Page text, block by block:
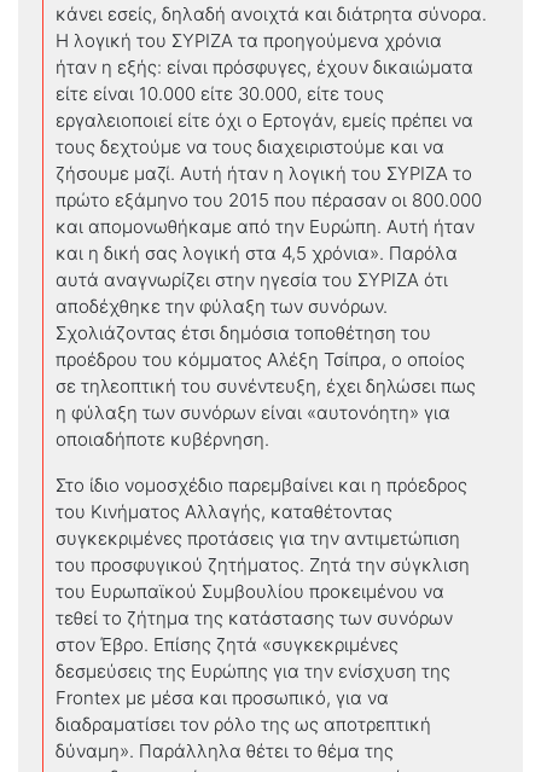
κάνει εσείς, δηλαδή ανοιχτά και διάτρητα σύνορα.
Η λογική του ΣΥΡΙΖΑ τα προηγούμενα χρόνια
ήταν η εξής: είναι πρόσφυγες, έχουν δικαιώματα
είτε είναι 10.000 είτε 30.000, είτε τους
εργαλειοποιεί είτε όχι ο Ερτογάν, εμείς πρέπει να
τους δεχτούμε να τους διαχειριστούμε και να
ζήσουμε μαζί. Αυτή ήταν η λογική του ΣΥΡΙΖΑ το
πρώτο εξάμηνο του 2015 που πέρασαν οι 800.000
και απομονωθήκαμε από την Ευρώπη. Αυτή ήταν
και η δική σας λογική στα 4,5 χρόνια». Παρόλα
αυτά αναγνωρίζει στην ηγεσία του ΣΥΡΙΖΑ ότι
αποδέχθηκε την φύλαξη των συνόρων.
Σχολιάζοντας έτσι δημόσια τοποθέτηση του
προέδρου του κόμματος Αλέξη Τσίπρα, ο οποίος
σε τηλεοπτική του συνέντευξη, έχει δηλώσει πως
η φύλαξη των συνόρων είναι «αυτονόητη» για
οποιαδήποτε κυβέρνηση.
Στο ίδιο νομοσχέδιο παρεμβαίνει και η πρόεδρος
του Κινήματος Αλλαγής, καταθέτοντας
συγκεκριμένες προτάσεις για την αντιμετώπιση
του προσφυγικού ζητήματος. Ζητά την σύγκλιση
του Ευρωπαϊκού Συμβουλίου προκειμένου να
τεθεί το ζήτημα της κατάστασης των συνόρων
στον Έβρο. Επίσης ζητά «συγκεκριμένες
δεσμεύσεις της Ευρώπης για την ενίσχυση της
Frontex με μέσα και προσωπικό, για να
διαδραματίσει τον ρόλο της ως αποτρεπτική
δύναμη». Παράλληλα θέτει το θέμα της